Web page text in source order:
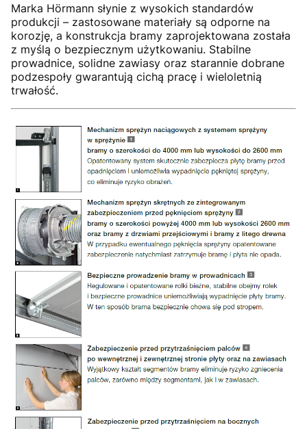
Marka Hörmann słynie z wysokich standardów
produkcji – zastosowane materiały są odporne na
korozję, a konstrukcja bramy zaprojektowana została
z myślą o bezpiecznym użytkowaniu. Stabilne
prowadnice, solidne zawiasy oraz starannie dobrane
podzespoły gwarantują cichą pracę i wieloletnią
trwałość.